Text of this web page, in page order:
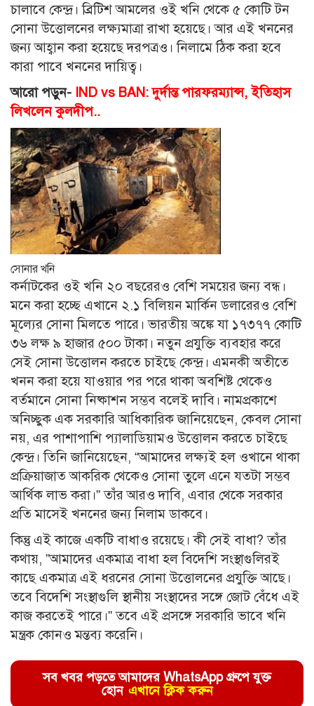
চালাবে কেন্দ্র। ব্রিটিশ আমলের ওই খনি থেকে ৫ কোটি টন
সোনা উত্তোলনের লক্ষ্যমাত্রা রাখা হয়েছে। আর এই খননের
জন্য আহ্বান করা হয়েছে দরপত্রও। নিলামে ঠিক করা হবে
কারা পাবে খননের দায়িত্ব।
আরো পড়ুন- IND vs BAN: দুর্দান্ত পারফরম্যান্স, ইতিহাস
লিখলেন কুলদীপ..
সোনার খনি
কর্নাটকের ওই খনি ২০ বছরেরও বেশি সময়ের জন্য বন্ধ।
মনে করা হচ্ছে এখানে ২.১ বিলিয়ন মার্কিন ডলারেরও বেশি
মূল্যের সোনা মিলতে পারে। ভারতীয় অঙ্কে যা ১৭৩৭৭ কোটি
৩৬ লক্ষ ৯ হাজার ৫০০ টাকা। নতুন প্রযুক্তি ব্যবহার করে
সেই সোনা উত্তোলন করতে চাইছে কেন্দ্র। এমনকী অতীতে
খনন করা হয়ে যাওয়ার পর পরে থাকা অবশিষ্ট থেকেও
বর্তমানে সোনা নিষ্কাশন সম্ভব বলেই দাবি। নামপ্রকাশে
অনিচ্ছুক এক সরকারি আধিকারিক জানিয়েছেন, কেবল সোনা
নয়, এর পাশাপাশি প্যালাডিয়ামও উত্তোলন করতে চাইছে
কেন্দ্র। তিনি জানিয়েছেন, “আমাদের লক্ষ্যই হল ওখানে থাকা
প্রক্রিয়াজাত আকরিক থেকেও সোনা তুলে এনে যতটা সম্ভব
আর্থিক লাভ করা।” তাঁর আরও দাবি, এবার থেকে সরকার
প্রতি মাসেই খননের জন্য নিলাম ডাকবে।
কিন্তু এই কাজে একটি বাধাও রয়েছে। কী সেই বাধা? তাঁর
কথায়, ”আমাদের একমাত্র বাধা হল বিদেশি সংস্থাগুলিরই
কাছে একমাত্র এই ধরনের সোনা উত্তোলনের প্রযুক্তি আছে।
তবে বিদেশি সংস্থাগুলি স্থানীয় সংস্থাদের সঙ্গে জোট বেঁধে এই
কাজ করতেই পারে।” তবে এই প্রসঙ্গে সরকারি ভাবে খনি
মন্ত্রক কোনও মন্তব্য করেনি।
সব খবর পড়তে আমাদের WhatsApp গ্রুপে যুক্ত
হোন এখানে ক্লিক করুন